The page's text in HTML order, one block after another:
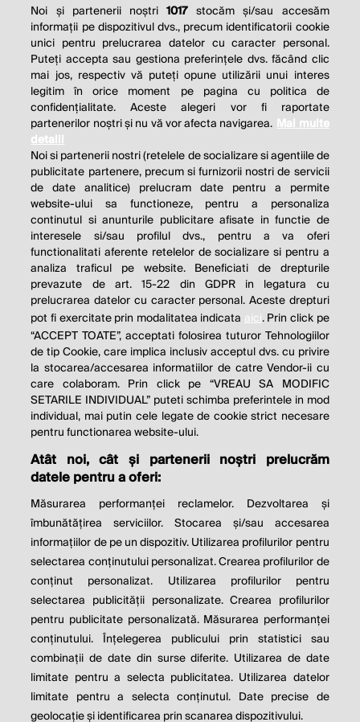
THE SOCIAL RESPONSIBILITY OF
BUSINESS IS TO INCREASE ITS
PROFITS.
Milton Friedman
© 2026 Profit.ro. Toate drepturile rezervate.
Dezvoltat de1616.ro
Contact Publicitate
Politica de cookie Politica de
confidențialitate
Setări cookies
este parte a
Noi și partenerii noștri1017 stocăm și/sau accesăm
informații pe dispozitivul dvs., precum identificatorii cookie
unici pentru prelucrarea datelor cu caracter personal.
Puteți accepta sau gestiona preferințele dvs. făcând clic
mai jos, respectiv vă puteți opune utilizării unui interes
legitim în orice moment pe pagina cu politica de
confidențialitate. Aceste alegeri vor fi raportate
partenerilor noștri și nu vă vor afecta navigarea. Mai multe
detalii
Noi si partenerii nostri (retelele de socializare si agentiile de
publicitate partenere, precum si furnizorii nostri de servicii
de date analitice) prelucram date pentru a permite
website-ului sa functioneze, pentru a personaliza
continutul si anunturile publicitare afisate in functie de
interesele si/sau profilul dvs., pentru a va oferi
functionalitati aferente retelelor de socializare si pentru a
analiza traficul pe website. Beneficiati de drepturile
prevazute de art. 15-22 din GDPR in legatura cu
prelucrarea datelor cu caracter personal. Aceste drepturi
pot fi exercitate prin modalitatea indicata aici. Prin click pe
“ACCEPT TOATE”, acceptati folosirea tuturor Tehnologiilor
de tip Cookie, care implica inclusiv acceptul dvs. cu privire
la stocarea/accesarea informatiilor de catre Vendor-ii cu
care colaboram. Prin click pe “VREAU SA MODIFIC
SETARILE INDIVIDUAL” puteti schimba preferintele in mod
individual, mai putin cele legate de cookie strict necesare
pentru functionarea website-ului.
Atât noi, cât și partenerii noștri prelucrăm
datele pentru a oferi:
Măsurarea performanței reclamelor. Dezvoltarea și
îmbunătățirea serviciilor. Stocarea și/sau accesarea
informațiilor de pe un dispozitiv. Utilizarea profilurilor pentru
selectarea conținutului personalizat. Crearea profilurilor de
conținut personalizat. Utilizarea profilurilor pentru
selectarea publicității personalizate. Crearea profilurilor
pentru publicitate personalizată. Măsurarea performanței
conținutului. Înțelegerea publicului prin statistici sau
combinații de date din surse diferite. Utilizarea de date
limitate pentru a selecta publicitatea. Utilizarea datelor
limitate pentru a selecta conținutul. Date precise de
geolocație și identificarea prin scanarea dispozitivului.